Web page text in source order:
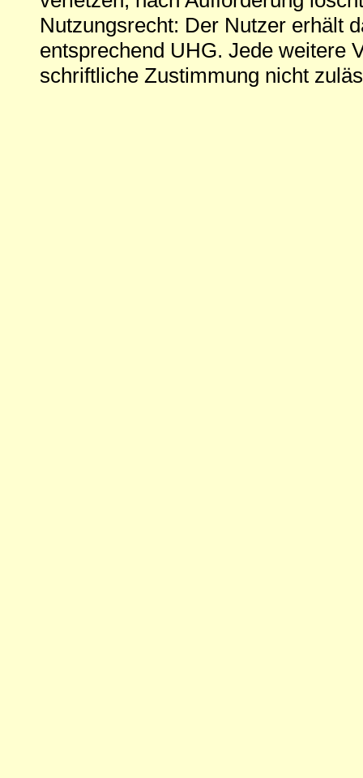
Nutzungsrecht: Der Nutzer erhält
entsprechend UHG. Jede weitere
schriftliche Zustimmung nicht